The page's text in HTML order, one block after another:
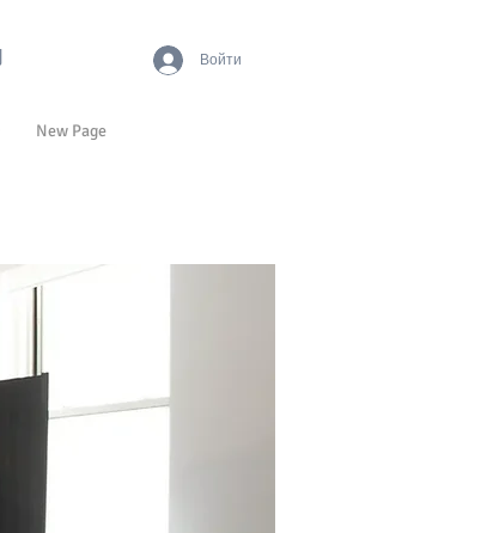
Войти
New Page